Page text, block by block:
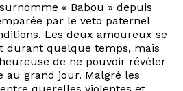
« Babou » depuis
par le veto paternel
Les deux amoureux se
durant quelque temps, mais
de ne pouvoir révéler
au grand jour. Malgré les